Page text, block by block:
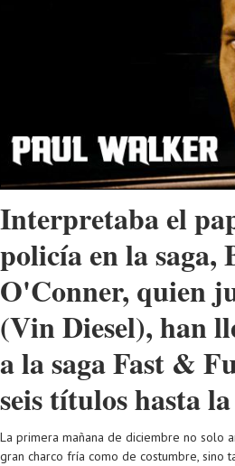
Interpretaba el
policía en la saga,
O'Conner, quien
(Vin Diesel), han
a la saga Fast &
seis títulos hasta
La primera mañana de diciembre no solo
gran charco fría como de costumbre, sino